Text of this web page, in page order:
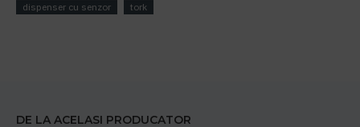
dispenser cu senzor
tork
DE LA ACELASI PRODUCATOR